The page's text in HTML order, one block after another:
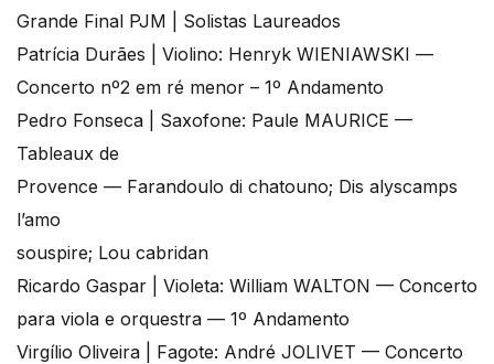
Grande Final PJM | Solistas Laureados
Patrícia Durães | Violino: Henryk WIENIAWSKI —
Concerto nº2 em ré menor – 1º Andamento
Pedro Fonseca | Saxofone: Paule MAURICE —
Tableaux de
Provence — Farandoulo di chatouno; Dis alyscamps
l’amo
souspire; Lou cabridan
Ricardo Gaspar | Violeta: William WALTON — Concerto
para viola e orquestra — 1º Andamento
Virgílio Oliveira | Fagote: André JOLIVET — Concerto